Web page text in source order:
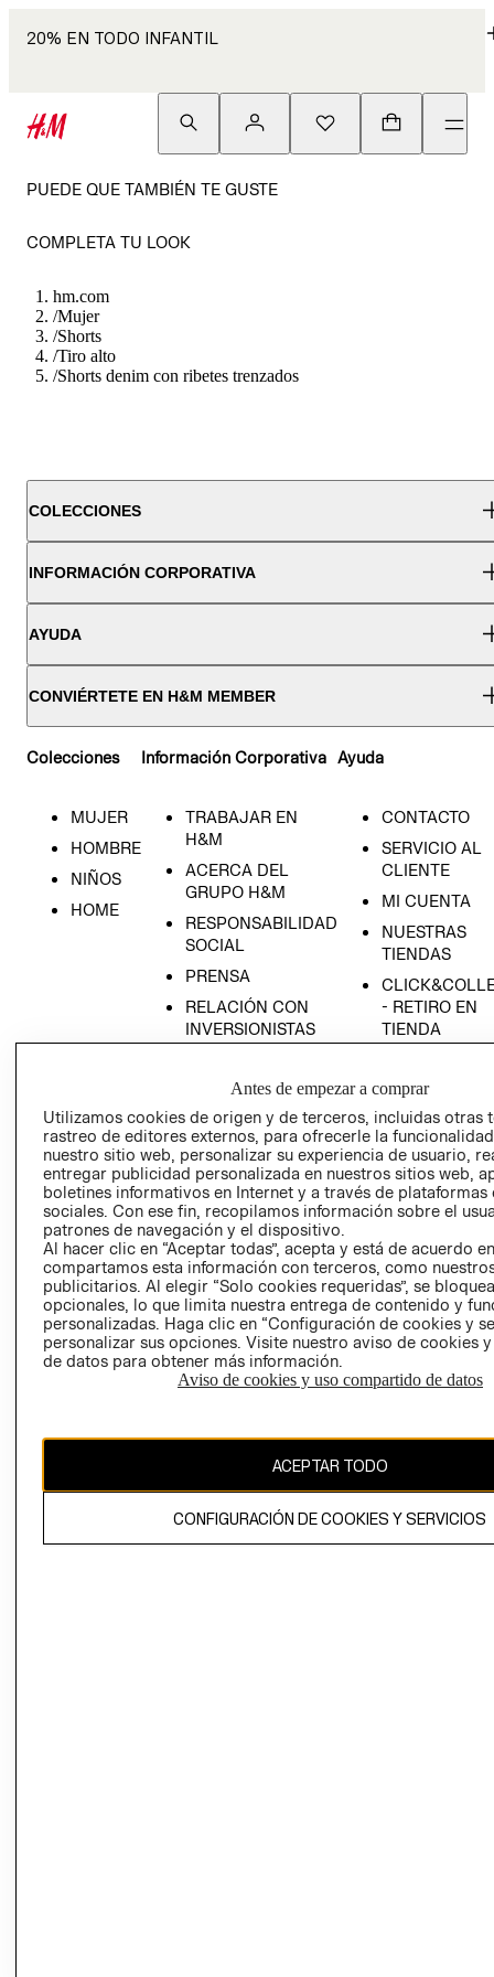
20% EN TODO INFANTIL
PUEDE QUE TAMBIÉN TE GUSTE
COMPLETA TU LOOK
hm.com
/Mujer
/Shorts
/Tiro alto
/Shorts denim con ribetes trenzados
COLECCIONES
INFORMACIÓN CORPORATIVA
AYUDA
CONVIÉRTETE EN H&M MEMBER
Colecciones
MUJER
HOMBRE
NIÑOS
HOME
Información Corporativa
TRABAJAR EN
H&M
ACERCA DEL
GRUPO H&M
RESPONSABILIDAD
SOCIAL
PRENSA
RELACIÓN CON
INVERSIONISTAS
EMPRESARIAL
Ayuda
CONTACTO
SERVICIO AL
CLIENTE
MI CUENTA
NUESTRAS
TIENDAS
- RETIRO EN
TIENDA
CONDICIONES
AVISO DE
PRIVACIDAD
GIFT CARD
AVISO DE
COOKIES
Chile ($)
El contenido de esta página web está protegido por copyright y es
propiedad de H&M Hennes & Mauritz AB.
Antes de empezar a comprar
Utilizamos cookies de origen y de terceros, incluidas otras
rastreo de editores externos, para ofrecerle la
nuestro sitio web, personalizar su experiencia de usuario,
entregar publicidad personalizada en nuestros sitios web,
boletines informativos en Internet y a través de plataformas
sociales. Con ese fin, recopilamos información sobre el
patrones de navegación y el dispositivo.
Al hacer clic en “Aceptar todas”, acepta y está de acuerdo
compartamos esta información con terceros, como
publicitarios. Al elegir “Solo cookies requeridas”, se
opcionales, lo que limita nuestra entrega de contenido y
personalizadas. Haga clic en “Configuración de cookies y
personalizar sus opciones. Visite nuestro aviso de cookies
de datos para obtener más información.
Aviso de cookies y uso compartido de datos
ACEPTAR TODO
CONFIGURACIÓN DE COOKIES Y SERVICIOS